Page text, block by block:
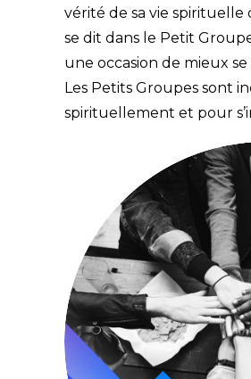
vérité de sa vie
se dit dans le Petit
une occasion de mieux
Les Petits Groupes sont
spirituellement et pour